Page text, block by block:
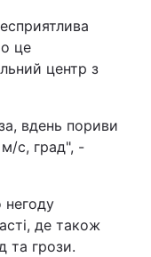
це
центр з
вдень пориви
м/с, град", -
негоду
де також
та грози.